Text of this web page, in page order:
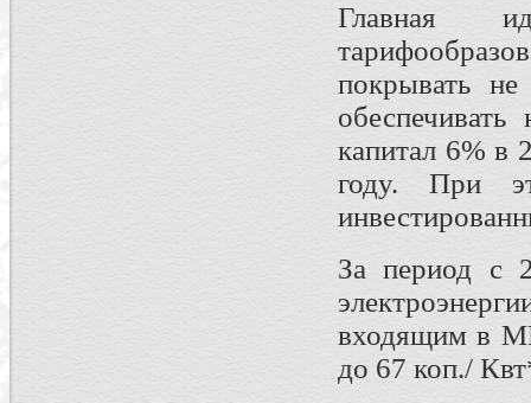
Главная
покрывать
капитал 6% в
году. При
За период с
входящим в
до 67 коп./